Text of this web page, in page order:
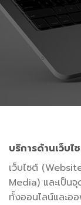
บริการด้านเว็บ
เว็บไซต์
Media) และเป็น
ทั้งออนไลน์และ